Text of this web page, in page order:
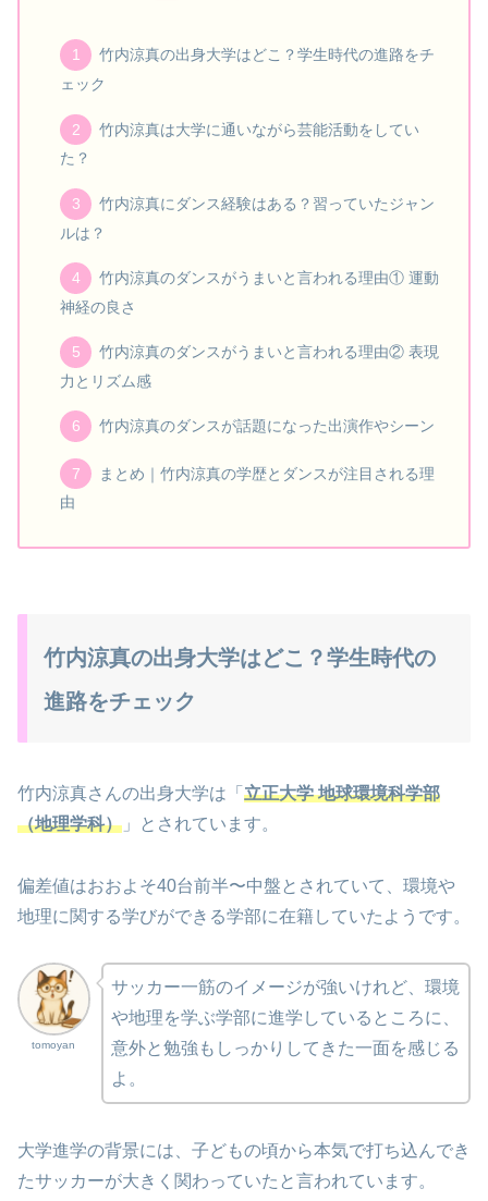
竹内涼真の出身大学はどこ？学生時代の進路をチ
ェック
竹内涼真は大学に通いながら芸能活動をしてい
た？
竹内涼真にダンス経験はある？習っていたジャン
ルは？
竹内涼真のダンスがうまいと言われる理由① 運動
神経の良さ
竹内涼真のダンスがうまいと言われる理由② 表現
力とリズム感
竹内涼真のダンスが話題になった出演作やシーン
まとめ｜竹内涼真の学歴とダンスが注目される理
由
竹内涼真の出身大学はどこ？学生時代の
進路をチェック
竹内涼真さんの出身大学は「 立正大学 地球環境科学部
（地理学科） 」とされています。
偏差値はおおよそ40台前半〜中盤とされていて、環境や
地理に関する学びができる学部に在籍していたようです。
tomoyan
サッカー一筋のイメージが強いけれど、環境
や地理を学ぶ学部に進学しているところに、
意外と勉強もしっかりしてきた一面を感じる
よ。
大学進学の背景には、子どもの頃から本気で打ち込んでき
たサッカーが大きく関わっていたと言われています。